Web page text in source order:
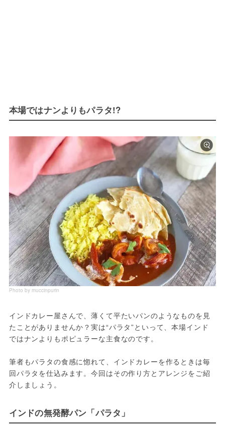
本場ではナンよりもパラタ!?
Photo by muccinpurin
インドカレー屋さんで、薄くて平たいパンのようなものを見
たことがありませんか？実は“パラタ”といって、本場インド
ではナンよりもポピュラーな主食なのです。
筆者もパラタの食感に惚れて、インドカレーを作るときは毎
回パラタを仕込みます。今回はその作り方とアレンジをご紹
介しましょう。
インドの無発酵パン「パラタ」